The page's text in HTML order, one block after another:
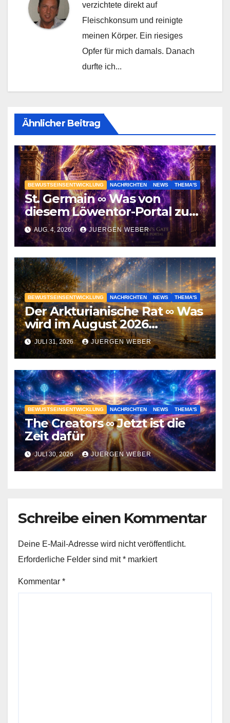
verzichtete direkt auf
Fleischkonsum und reinigte
meinen Körper. Ein riesiges
Opfer für mich damals. Danach
durfte ich...
Ähnlicher Beitrag
BEWUSTSEINSENTWICKLUNG NACHRICHTEN NEWS THEMA'S
St. Germain ∞ Was von
diesem Löwentor-Portal zu
erwarten ist
AUG. 4, 2026 JUERGEN WEBER
BEWUSTSEINSENTWICKLUNG NACHRICHTEN NEWS THEMA'S
Der Arkturianische Rat ∞ Was
wird im August 2026
geschehen?
JULI 31, 2026 JUERGEN WEBER
BEWUSTSEINSENTWICKLUNG NACHRICHTEN NEWS THEMA'S
The Creators ∞ Jetzt ist die
Zeit dafür
JULI 30, 2026 JUERGEN WEBER
Schreibe einen Kommentar
Deine E-Mail-Adresse wird nicht veröffentlicht.
Erforderliche Felder sind mit* markiert
Kommentar *